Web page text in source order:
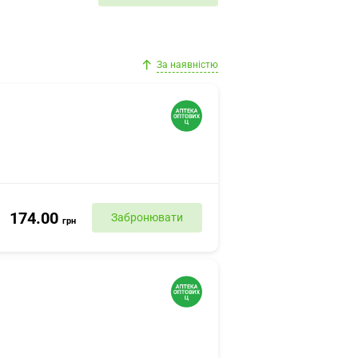
За наявністю
174.00 грн Забронювати